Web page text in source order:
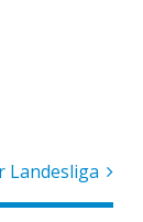
Landesliga